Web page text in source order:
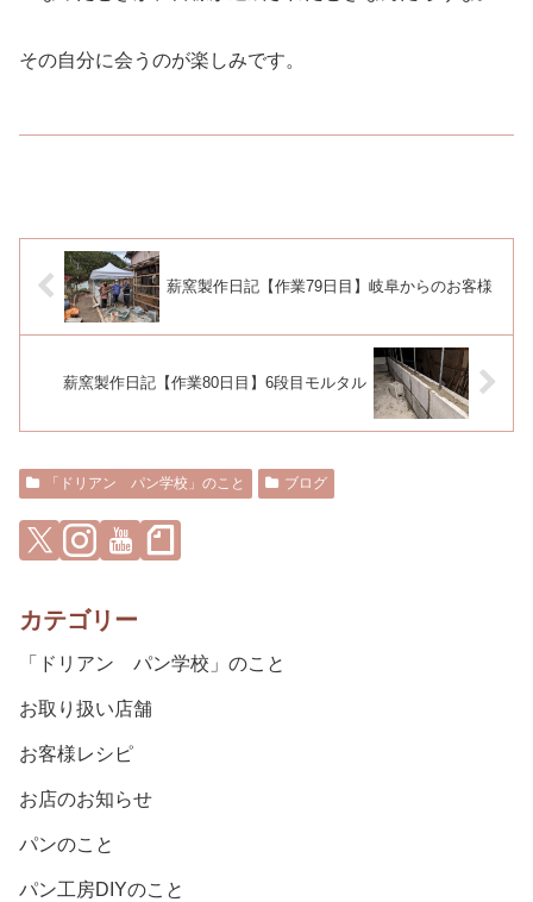
その自分に会うのが楽しみです。
薪窯製作日記【作業79日目】岐阜からのお客様
薪窯製作日記【作業80日目】6段目モルタル
「ドリアン パン学校」のこと ブログ
カテゴリー
「ドリアン パン学校」のこと
お取り扱い店舗
お客様レシピ
お店のお知らせ
パンのこと
パン工房DIYのこと